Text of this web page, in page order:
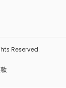
Reserved.